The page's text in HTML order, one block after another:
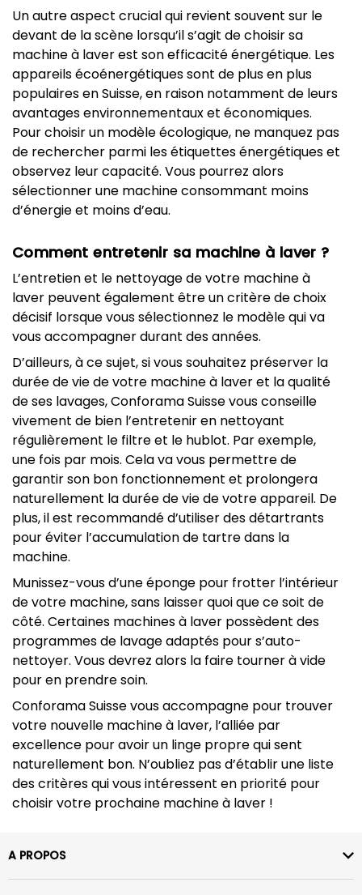
Un autre aspect crucial qui revient souvent sur le
devant de la scène lorsqu’il s’agit de choisir sa
machine à laver est son efficacité énergétique. Les
appareils écoénergétiques sont de plus en plus
populaires en Suisse, en raison notamment de leurs
avantages environnementaux et économiques.
Pour choisir un modèle écologique, ne manquez pas
de rechercher parmi les étiquettes énergétiques et
observez leur capacité. Vous pourrez alors
sélectionner une machine consommant moins
d’énergie et moins d’eau.
Comment entretenir sa machine à laver ?
L’entretien et le nettoyage de votre machine à
laver peuvent également être un critère de choix
décisif lorsque vous sélectionnez le modèle qui va
vous accompagner durant des années.
D’ailleurs, à ce sujet, si vous souhaitez préserver la
durée de vie de votre machine à laver et la qualité
de ses lavages, Conforama Suisse vous conseille
vivement de bien l’entretenir en nettoyant
régulièrement le filtre et le hublot. Par exemple,
une fois par mois. Cela va vous permettre de
garantir son bon fonctionnement et prolongera
naturellement la durée de vie de votre appareil. De
plus, il est recommandé d’utiliser des détartrants
pour éviter l’accumulation de tartre dans la
machine.
Munissez-vous d’une éponge pour frotter l’intérieur
de votre machine, sans laisser quoi que ce soit de
côté. Certaines machines à laver possèdent des
programmes de lavage adaptés pour s’auto-
nettoyer. Vous devrez alors la faire tourner à vide
pour en prendre soin.
Conforama Suisse vous accompagne pour trouver
votre nouvelle machine à laver, l’alliée par
excellence pour avoir un linge propre qui sent
naturellement bon. N’oubliez pas d’établir une liste
des critères qui vous intéressent en priorité pour
choisir votre prochaine machine à laver !
A PROPOS